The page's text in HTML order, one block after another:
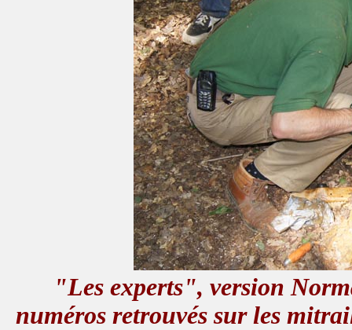
"Les experts", version
numéros retrouvés sur les